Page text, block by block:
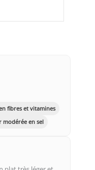
fibres et vitamines
modérée en sel